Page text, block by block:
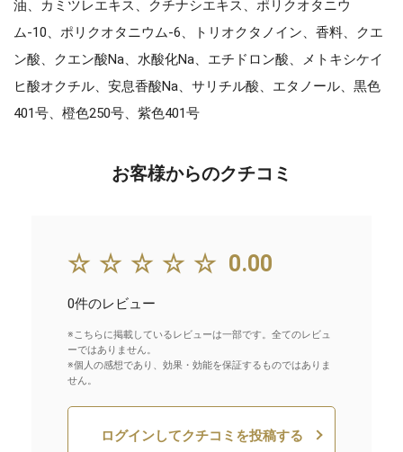
油、カミツレエキス、クチナシエキス、ポリクオタニウ
ム-10、ポリクオタニウム-6、トリオクタノイン、香料、クエ
ン酸、クエン酸Na、水酸化Na、エチドロン酸、メトキシケイ
ヒ酸オクチル、安息香酸Na、サリチル酸、エタノール、黒色
401号、橙色250号、紫色401号
お客様からのクチコミ
☆☆☆☆☆ 0.00
0件のレビュー
※こちらに掲載しているレビューは一部です。全てのレビュ
ーではありません。
※個人の感想であり、効果・効能を保証するものではありま
せん。
ログインしてクチコミを投稿する